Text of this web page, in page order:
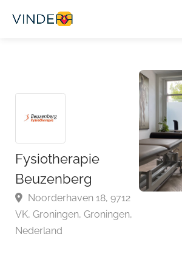
Zoeken
Fysiotherapie
Beuzenberg
Noorderhaven 18, 9712
VK, Groningen, Groningen,